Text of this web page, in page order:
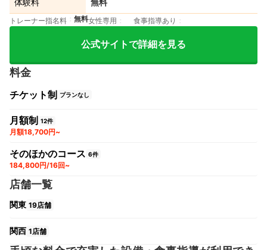
体験料 無料
トレーナー指名料 無料女性専用 食事指導あり
公式サイトで詳細を見る
料金
チケット制 プランなし
月額制 12件
月額18,700円~
そのほかのコース 6件
184,800円/16回~
店舗一覧
関東 19店舗
関西 1店舗